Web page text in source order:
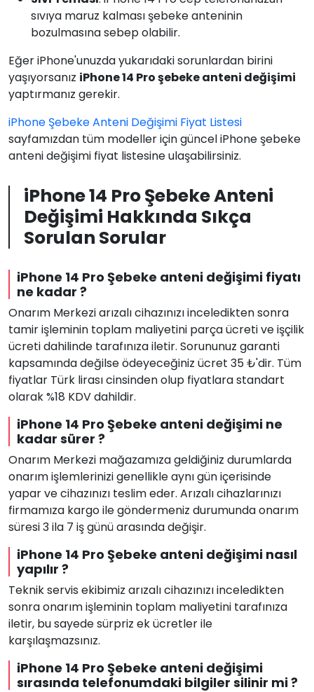
sıvıya maruz kalması şebeke anteninin
bozulmasına sebep olabilir.
Eğer iPhone'unuzda yukarıdaki sorunlardan birini
yaşıyorsanız iPhone 14 Pro şebeke anteni değişimi
yaptırmanız gerekir.
iPhone Şebeke Anteni Değişimi Fiyat Listesi
sayfamızdan tüm modeller için güncel iPhone şebeke
anteni değişimi fiyat listesine ulaşabilirsiniz.
iPhone 14 Pro Şebeke Anteni
Değişimi Hakkında Sıkça
Sorulan Sorular
iPhone 14 Pro Şebeke anteni değişimi fiyatı
ne kadar ?
Onarım Merkezi arızalı cihazınızı inceledikten sonra
tamir işleminin toplam maliyetini parça ücreti ve işçilik
ücreti dahilinde tarafınıza iletir. Sorununuz garanti
kapsamında değilse ödeyeceğiniz ücret 35 ₺'dir. Tüm
fiyatlar Türk lirası cinsinden olup fiyatlara standart
olarak %18 KDV dahildir.
iPhone 14 Pro Şebeke anteni değişimi ne
kadar sürer ?
Onarım Merkezi mağazamıza geldiğiniz durumlarda
onarım işlemlerinizi genellikle aynı gün içerisinde
yapar ve cihazınızı teslim eder. Arızalı cihazlarınızı
firmamıza kargo ile göndermeniz durumunda onarım
süresi 3 ila 7 iş günü arasında değişir.
iPhone 14 Pro Şebeke anteni değişimi nasıl
yapılır ?
Teknik servis ekibimiz arızalı cihazınızı inceledikten
sonra onarım işleminin toplam maliyetini tarafınıza
iletir, bu sayede sürpriz ek ücretler ile
karşılaşmazsınız.
iPhone 14 Pro Şebeke anteni değişimi
sırasında telefonumdaki bilgiler silinir mi ?